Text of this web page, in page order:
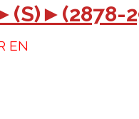
EN